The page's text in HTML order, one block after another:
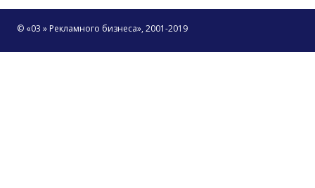
© «03 » Рекламного бизнеса», 2001-2019